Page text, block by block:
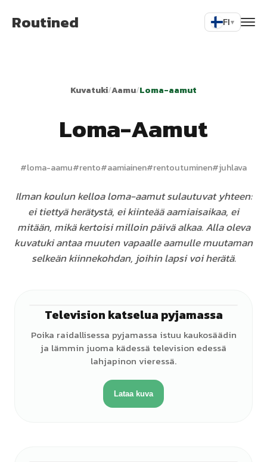
Routined FI▾
Kuvatuki/Aamu/Loma-aamut
Loma-Aamut
#loma-aamu#rento#aamiainen#rentoutuminen#juhlava
Ilman koulun kelloa loma-aamut sulautuvat yhteen:
ei tiettyä herätystä, ei kiinteää aamiaisaikaa, ei
mitään, mikä kertoisi milloin päivä alkaa. Alla oleva
kuvatuki antaa muuten vapaalle aamulle muutaman
selkeän kiinnekohdan, joihin lapsi voi herätä.
♂
Television katselua pyjamassa
Poika raidallisessa pyjamassa istuu kaukosäädin
ja lämmin juoma kädessä television edessä
lahjapinon vieressä.
Lataa kuva